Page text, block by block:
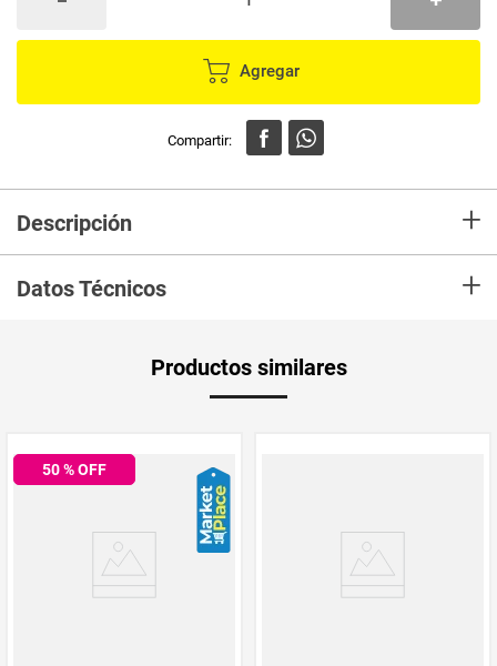
Agregar
Descripción +
Datos Técnicos +
Productos similares
50% OFF